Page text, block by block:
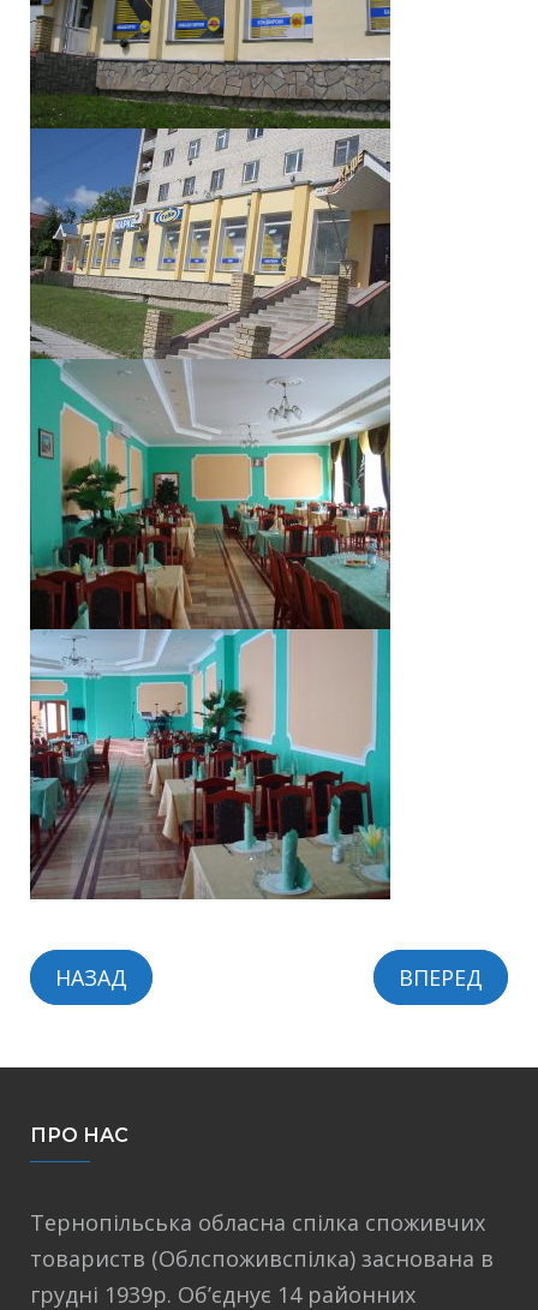
НАЗАД ВПЕРЕД
ПРО НАС
Тернопільська обласна спілка споживчих
товариств (Облспоживспілка) заснована в
грудні 1939р. Об’єднує 14 районних